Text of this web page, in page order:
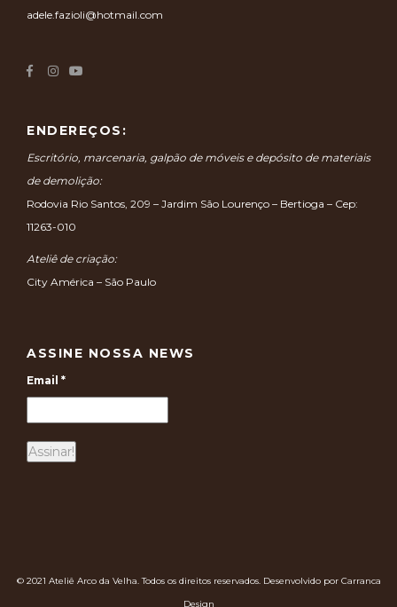
adele.fazioli@hotmail.com
ENDEREÇOS:
Escritório, marcenaria, galpão de móveis e depósito de materiais
de demolição:
Rodovia Rio Santos, 209 – Jardim São Lourenço – Bertioga – Cep:
11263-010
Ateliê de criação:
City América – São Paulo
ASSINE NOSSA NEWS
Email *
© 2021 Ateliê Arco da Velha. Todos os direitos reservados. Desenvolvido por Carranca
Design